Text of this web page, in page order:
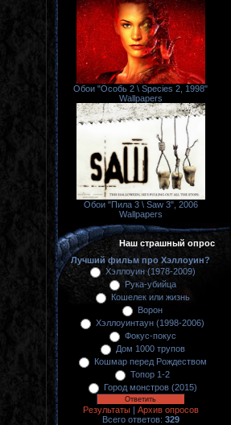
Обои "Особь 2 \ Species 2, 1998"
Wallpapers
Обои "Пила 3 \ Saw 3", 2006
Wallpapers
Наш страшный опрос
Лучший фильм про Хэллоуин?
Хэллоуин (1978-2009)
Рука-убийца
Кошелек или жизнь
Ворон
Хэллоуинтаун (1998-2006)
Фокус-покус
Дом 1000 трупов
Кошмар перед Рождеством
Топор 1-2
Город монстров (2015)
Результаты| Архив опросов
Всего ответов: 329